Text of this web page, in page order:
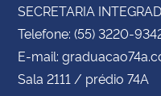
SECRETARIA
Telefone: (55) 3220-
E-mail:
Sala 2111 / prédio 74A